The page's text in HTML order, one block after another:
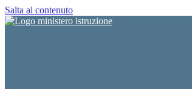
Salta al contenuto